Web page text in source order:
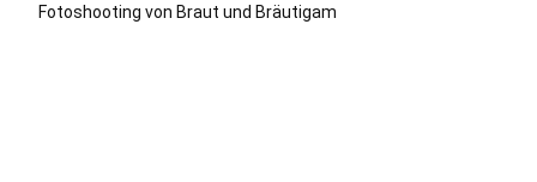
Fotoshooting von Braut und Bräutigam